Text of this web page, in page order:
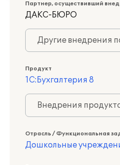
Партнер, осуществивший
ДАКС-БЮРО
Другие внедрения
Продукт
1С:Бухгалтерия 8
Внедрения
Отрасль / Функциональная
Дошкольные